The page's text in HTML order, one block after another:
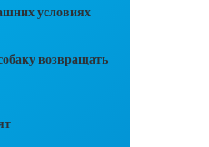
условиях
возвращать